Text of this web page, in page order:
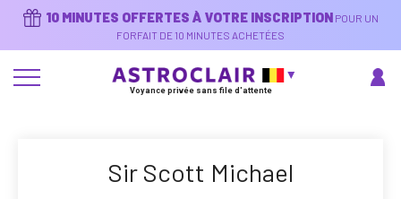
10 MINUTES OFFERTES À VOTRE INSCRIPTION POUR UN
FORFAIT DE 10 MINUTES ACHETÉES
Voyance privée sans file d'attente
Sir Scott Michael